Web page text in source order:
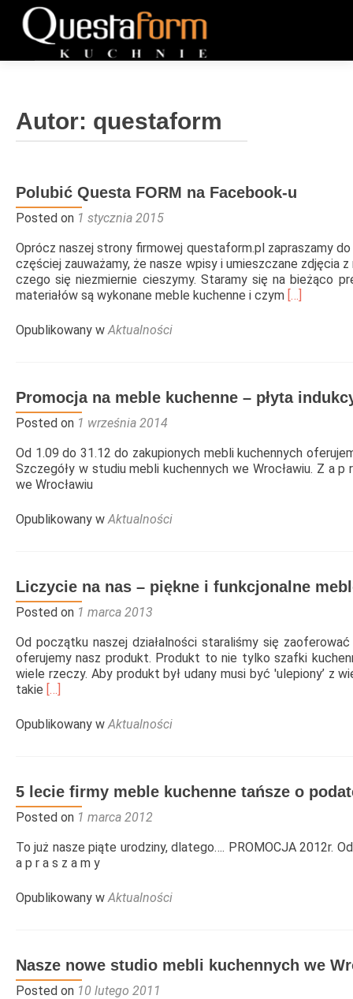
REALIZACJE
FILM
BLOG
O NAS
KONTAKT
600-122-789
Autor: questaform
Polubić Questa FORM na Facebook-u
Posted on 1 stycznia 2015
Oprócz naszej strony firmowej questaform.pl zapraszamy
częściej zauważamy, że nasze wpisy i umieszczane zdjęcia
czego się niezmiernie cieszymy. Staramy się na bieżąco
materiałów są wykonane meble kuchenne i czym Read
na
Facebook-
[…]
Opublikowany wAktualności
Promocja na meble kuchenne – płyta
Posted on 1 września 2014
Od 1.09 do 31.12 do zakupionych mebli kuchennych
Szczegóły w studiu mebli kuchennych we Wrocławiu. Z a
we Wrocławiu
Opublikowany wAktualności
Liczycie na nas – piękne i funkcjonalne
Posted on 1 marca 2013
Od początku naszej działalności staraliśmy się
oferujemy nasz produkt. Produkt to nie tylko szafki
wiele rzeczy. Aby produkt był udany musi być 'ulepiony’ z
takie Read
about
Liczycie
–
piękne
i
meble
kuchenne
Wrocławiu
[…]
Opublikowany wAktualności
5 lecie firmy meble kuchenne tańsze o
Posted on 1 marca 2012
To już nasze piąte urodziny, dlatego…. PROMOCJA 2012r.
a p r a s z a m y
Opublikowany wAktualności
Nasze nowe studio mebli kuchennych we
Posted on 10 lutego 2011
Nawigacja
po
wpisach